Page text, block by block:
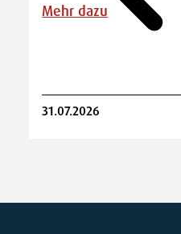
Mehr dazu
31.07.2026